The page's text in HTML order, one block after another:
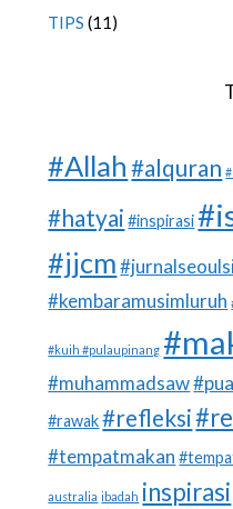
TIPS (11)
#Allah #alquran
#hatyai #inspirasi
#jjcm
#kembaramusimluruh
#kuih #pulaupinang
#muhammadsaw
#rawak #refleksi
#tempatmakan
australia ibadah inspirasi